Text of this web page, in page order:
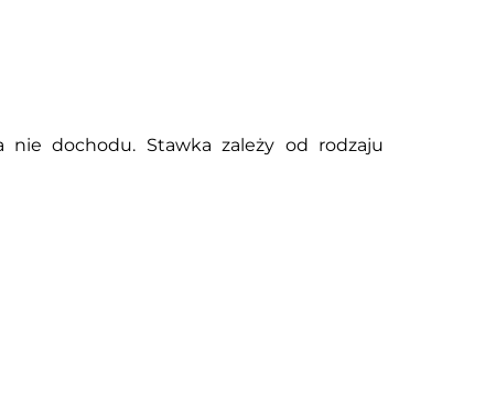
dochodu. Stawka zależy od rodzaju